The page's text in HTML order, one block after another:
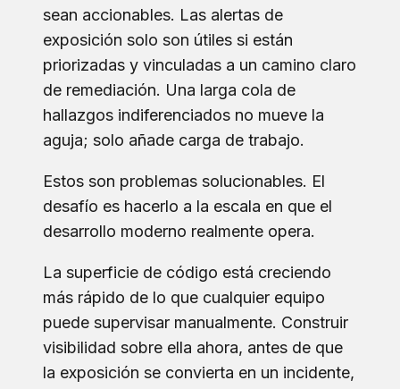
sean accionables. Las alertas de
exposición solo son útiles si están
priorizadas y vinculadas a un camino claro
de remediación. Una larga cola de
hallazgos indiferenciados no mueve la
aguja; solo añade carga de trabajo.
Estos son problemas solucionables. El
desafío es hacerlo a la escala en que el
desarrollo moderno realmente opera.
La superficie de código está creciendo
más rápido de lo que cualquier equipo
puede supervisar manualmente. Construir
visibilidad sobre ella ahora, antes de que
la exposición se convierta en un incidente,